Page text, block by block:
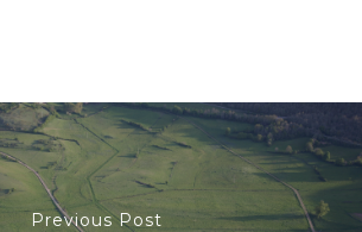
Previous Post